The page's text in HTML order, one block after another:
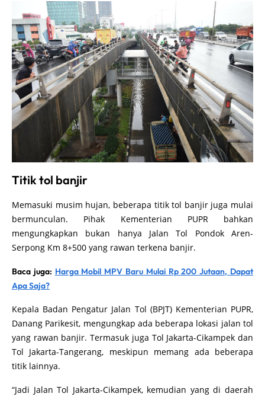
Titik tol banjir
Memasuki musim hujan, beberapa titik tol banjir juga mulai
bermunculan. Pihak Kementerian PUPR bahkan
mengungkapkan bukan hanya Jalan Tol Pondok Aren-
Serpong Km 8+500 yang rawan terkena banjir.
Baca juga: Harga Mobil MPV Baru Mulai Rp 200 Jutaan, Dapat
Apa Saja?
Kepala Badan Pengatur Jalan Tol (BPJT) Kementerian PUPR,
Danang Parikesit, mengungkap ada beberapa lokasi jalan tol
yang rawan banjir. Termasuk juga Tol Jakarta-Cikampek dan
Tol Jakarta-Tangerang, meskipun memang ada beberapa
titik lainnya.
“Jadi Jalan Tol Jakarta-Cikampek, kemudian yang di daerah